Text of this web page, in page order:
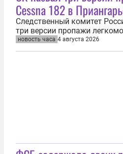
Петренко. «Главным
СК РФ возбуждено...
Cessna 182 в
Следственный комитет
три версии пропажи
Cessna 182 в Приангарье, в
от маршрута следования.
новость часа 4 августа 2026